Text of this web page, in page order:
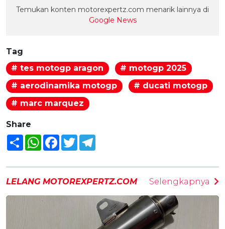
Temukan konten motorexpertz.com menarik lainnya di
Google News
Tag
# tes motogp aragon
# motogp 2025
# aerodinamika motogp
# ducati motogp
# marc marquez
Share
Share WhatsAppFacebook
Twitter
LELANG MOTOREXPERTZ.COM Selengkapnya